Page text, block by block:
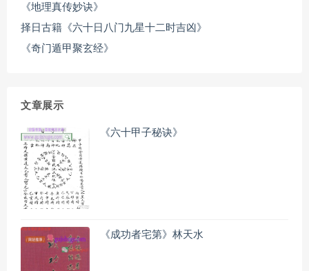
《地理真传妙诀》
择日古籍《六十日八门九星十二时吉凶》
《奇门遁甲聚玄经》
文章展示
《六十甲子秘诀》
《成功者宅第》林天水